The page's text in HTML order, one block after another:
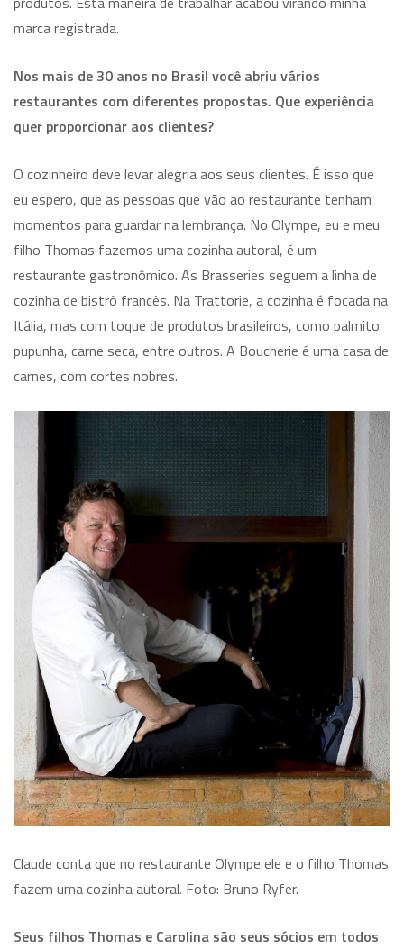
marca registrada.
Nos mais de 30 anos no Brasil você abriu vários
restaurantes com diferentes propostas. Que experiência
quer proporcionar aos clientes?
O cozinheiro deve levar alegria aos seus clientes. É isso que
eu espero, que as pessoas que vão ao restaurante tenham
momentos para guardar na lembrança. No Olympe, eu e meu
filho Thomas fazemos uma cozinha autoral, é um
restaurante gastronômico. As Brasseries seguem a linha de
cozinha de bistrô francês. Na Trattorie, a cozinha é focada na
Itália, mas com toque de produtos brasileiros, como palmito
pupunha, carne seca, entre outros. A Boucherie é uma casa de
carnes, com cortes nobres.
Claude conta que no restaurante Olympe ele e o filho Thomas
fazem uma cozinha autoral. Foto: Bruno Ryfer.
Seus filhos Thomas e Carolina são seus sócios em todos